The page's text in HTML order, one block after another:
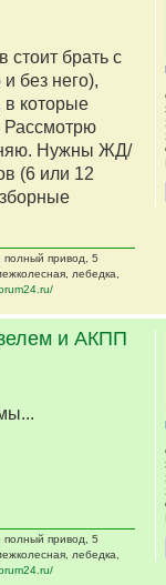
стоит брать с
без него),
которые
Рассмотрю
Нужны ЖД/
(6 или 12
полный привод, 5
лебедка,
и АКПП
полный привод, 5
лебедка,